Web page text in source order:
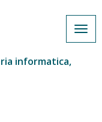
informatica,